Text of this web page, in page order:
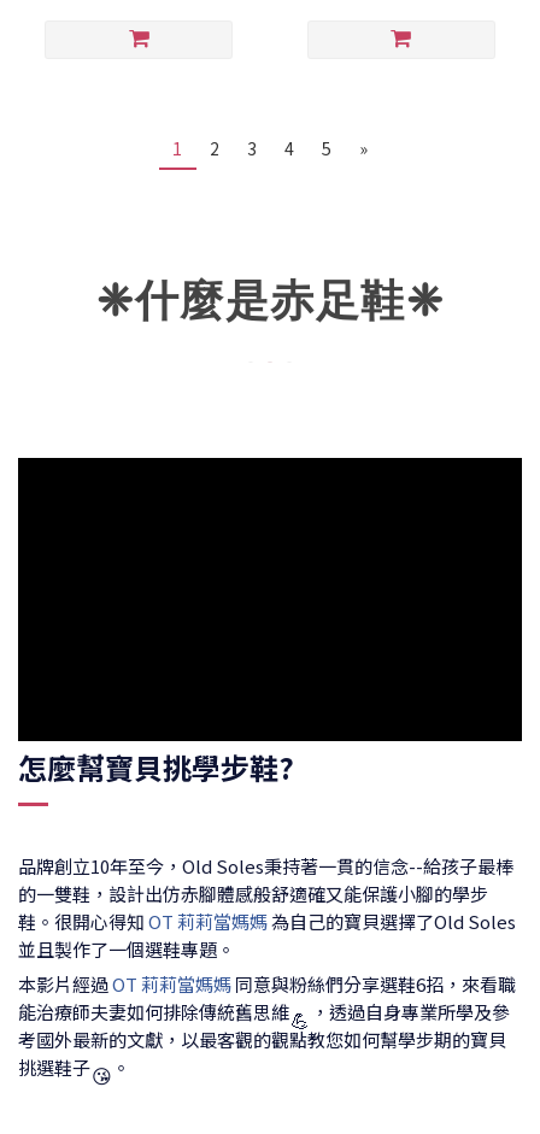
1 2 3 4 5 »
❈什麼是赤足鞋❈
怎麼幫寶貝挑學步鞋?
品牌創立10年至今，Old Soles秉持著一貫的信念--給孩子最棒
的一雙鞋，設計出仿赤腳體感般舒適確又能保護小腳的學步
鞋。很開心得知OT 莉莉當媽媽為自己的寶貝選擇了Old Soles
並且製作了一個選鞋專題。
本影片經過OT 莉莉當媽媽同意與粉絲們分享選鞋6招，來看職
能治療師夫妻如何排除傳統舊思維💪 ，透過自身專業所學及參
考國外最新的文獻，以最客觀的觀點教您如何幫學步期的寶貝
挑選鞋子😘 。